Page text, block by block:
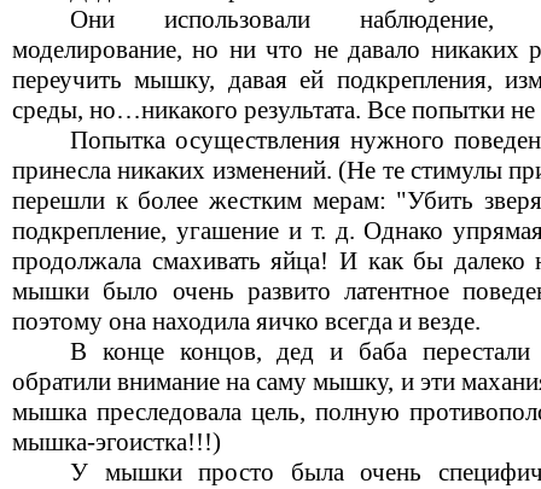
Они использовали наблюдение,
моделирование, но ни что не давало никаких
переучить мышку, давая ей подкрепления,
среды, но…никакого результата. Все попытки
Попытка осуществления нужного
принесла никаких изменений. (Не те стимулы
перешли к более жестким мерам: "Убить
подкрепление, угашение и т. д. Однако
продолжала смахивать яйца! И как бы далеко
мышки было очень развито латентное
поэтому она находила яичко всегда и везде.
В конце концов, дед и баба
обратили внимание на саму мышку, и эти
мышка преследовала цель, полную
мышка-эгоистка!!!)
У мышки просто была очень